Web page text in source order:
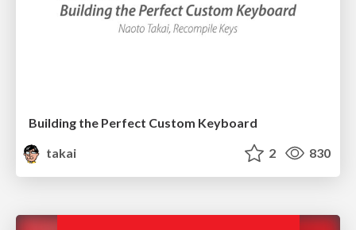
Building the Perfect Custom Keyboard
takai
2 830